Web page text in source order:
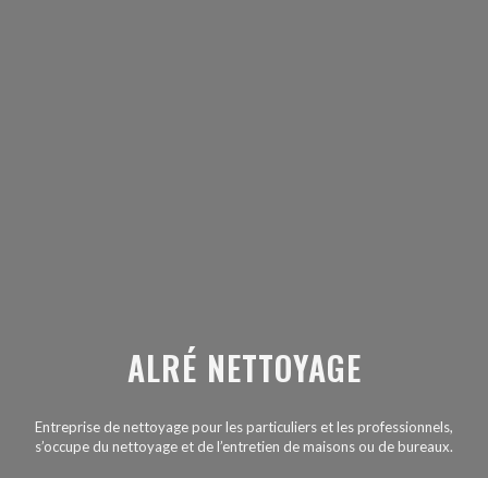
ALRÉ NETTOYAGE
Entreprise de nettoyage pour les particuliers et les professionnels,
s’occupe du nettoyage et de l’entretien de maisons ou de bureaux.